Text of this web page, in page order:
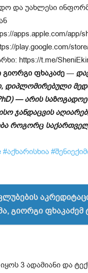
და უახლესი
apps.apple.com/app/
play.google.com/
https://t.me/
ფხაკაძე —
— არის
ჯანდაცვის
როგორც
#აქხარისხია
გიორგი